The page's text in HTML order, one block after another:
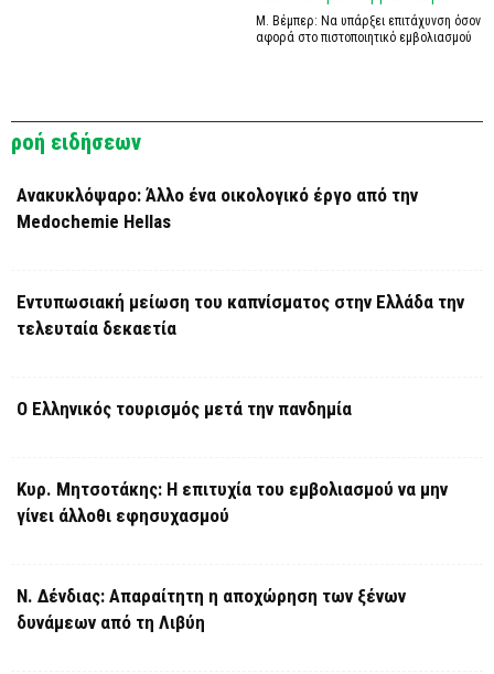
Μ. Βέμπερ: Να υπάρξει επιτάχυνση όσον
αφορά στο πιστοποιητικό εμβολιασμού
ροή ειδήσεων
Ανακυκλόψαρο: Άλλο ένα οικολογικό έργο από την
Medochemie Hellas
Εντυπωσιακή μείωση του καπνίσματος στην Ελλάδα την
τελευταία δεκαετία
Ο Ελληνικός τουρισμός μετά την πανδημία
Κυρ. Μητσοτάκης: Η επιτυχία του εμβολιασμού να μην
γίνει άλλοθι εφησυχασμού
Ν. Δένδιας: Απαραίτητη η αποχώρηση των ξένων
δυνάμεων από τη Λιβύη